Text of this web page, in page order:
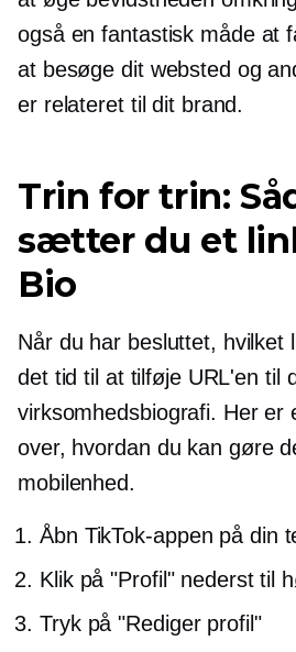
også en fantastisk måde at
at besøge dit websted og
er relateret til dit brand.
Trin for trin:
sætter du et
Bio
Når du har besluttet, hvilket
det tid til at tilføje URL'en til
virksomhedsbiografi. Her er
over, hvordan du kan gøre
mobilenhed.
Åbn TikTok-appen på din
Klik på "Profil" nederst til
Tryk på "Rediger profil"